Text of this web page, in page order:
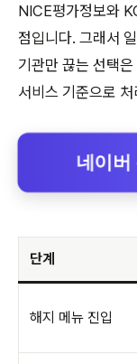
NICE평가정보와
점입니다. 그래서
기관만 끊는 선택
서비스 기준으로
네이버
단계
해지 메뉴 진입